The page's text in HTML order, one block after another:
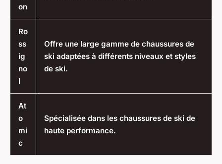
on
Ro
ss
ig
no
l
Offre une large gamme de chaussures de
ski adaptées à différents niveaux et styles
de ski.
At
o
mi
c
Spécialisée dans les chaussures de ski de
haute performance.